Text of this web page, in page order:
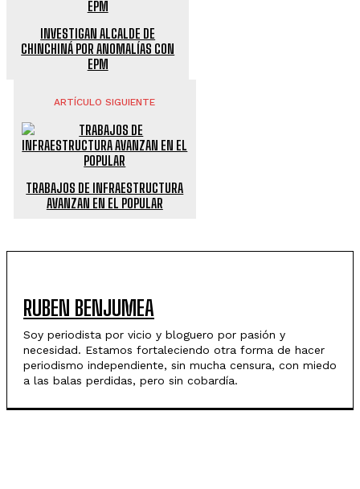
INVESTIGAN ALCALDE DE
CHINCHINÁ POR ANOMALÍAS CON
EPM
ARTÍCULO SIGUIENTE
TRABAJOS DE INFRAESTRUCTURA
AVANZAN EN EL POPULAR
RUBEN BENJUMEA
Soy periodista por vicio y bloguero por pasión y
necesidad. Estamos fortaleciendo otra forma de hacer
periodismo independiente, sin mucha censura, con miedo
a las balas perdidas, pero sin cobardía.